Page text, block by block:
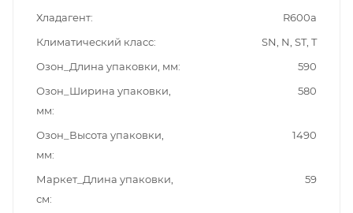
Хладагент
R600a
Климатический класс
SN, N, ST, T
Озон_Длина упаковки, мм
590
Озон_Ширина упаковки,
мм
580
Озон_Высота упаковки,
мм
1490
Маркет_Длина упаковки,
см
59